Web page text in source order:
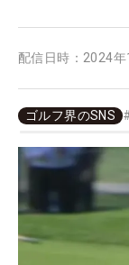
配信日時： 2024
ゴルフ界のSNS